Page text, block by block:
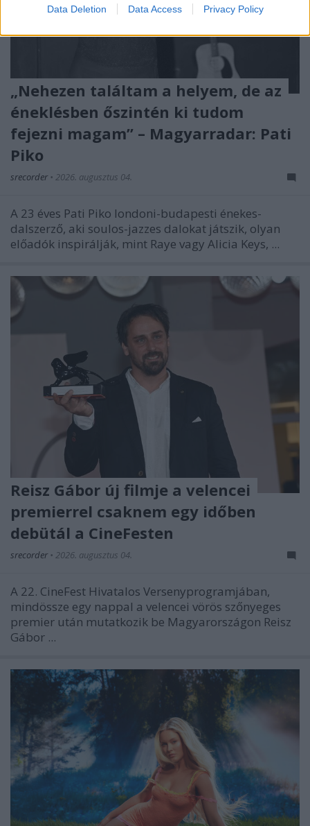
Data Deletion Data Access Privacy Policy
„Nehezen találtam a helyem, de az
éneklésben őszintén ki tudom
fejezni magam” – Magyarradar: Pati
Piko
srecorder • 2026. augusztus 04.
A 23 éves Pati Piko londoni-budapesti énekes-
dalszerző, aki soulos-jazzes dalokat játszik, olyan
előadók inspirálják, mint Raye vagy Alicia Keys, ...
Reisz Gábor új filmje a velencei
premierrel csaknem egy időben
debütál a CineFesten
srecorder • 2026. augusztus 04.
A 22. CineFest Hivatalos Versenyprogramjában,
mindössze egy nappal a velencei vörös szőnyeges
premier után mutatkozik be Magyarországon Reisz
Gábor ...